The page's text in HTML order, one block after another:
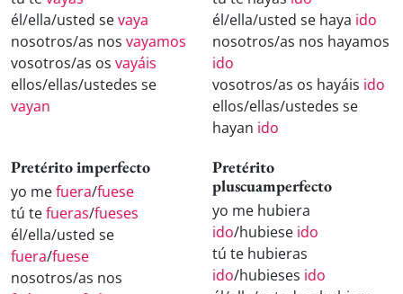
él/ella/usted sevaya
nosotros/as nos vayamos
vosotros/as os vayáis
ellos/ellas/ustedes se
vayan
él/ella/usted se haya ido
nosotros/as nos hayamos
ido
vosotros/as os hayáis ido
ellos/ellas/ustedes se
hayan ido
Pretérito imperfecto
yo mefuera/fuese
tú tefueras/fueses
él/ella/usted se
fuera/fuese
nosotros/as nos
Pretérito
pluscuamperfecto
yo me hubiera
ido/hubiese ido
tú te hubieras
ido/hubieses ido